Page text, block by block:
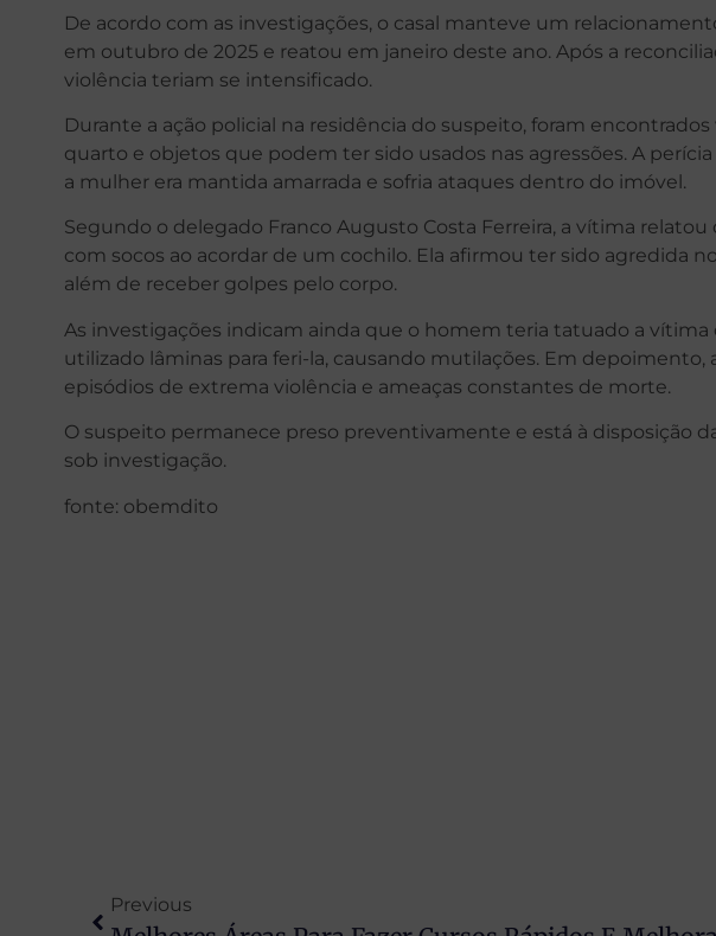
De acordo com as investigações, o casal manteve um
em outubro de 2025 e reatou em janeiro deste ano. Após a
violência teriam se intensificado.
Durante a ação policial na residência do suspeito, foram
quarto e objetos que podem ter sido usados nas agressões. A
a mulher era mantida amarrada e sofria ataques dentro do imóvel.
Segundo o delegado Franco Augusto Costa Ferreira, a vítima
com socos ao acordar de um cochilo. Ela afirmou ter sido agredida
além de receber golpes pelo corpo.
As investigações indicam ainda que o homem teria tatuado a vítima
utilizado lâminas para feri-la, causando mutilações. Em
episódios de extrema violência e ameaças constantes de morte.
O suspeito permanece preso preventivamente e está à disposição
sob investigação.
fonte: obemdito
Previous